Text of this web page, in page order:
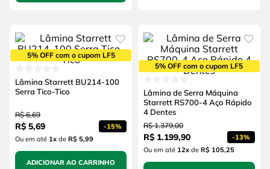
5% OFF com o cupom LF5
Lâmina Starrett BU214-100
Serra Tico-Tico
R$ 6,69
R$ 5,69 -15%
Ou em até 1xde R$ 5,99
ADICIONAR AO CARRINHO
5% OFF com o cupom LF5
Lâmina de Serra Máquina
Starrett RS700-4 Aço Rápido
4 Dentes
R$ 1.379,00
R$ 1.199,90 -13%
Ou em até 12xde R$ 105,25